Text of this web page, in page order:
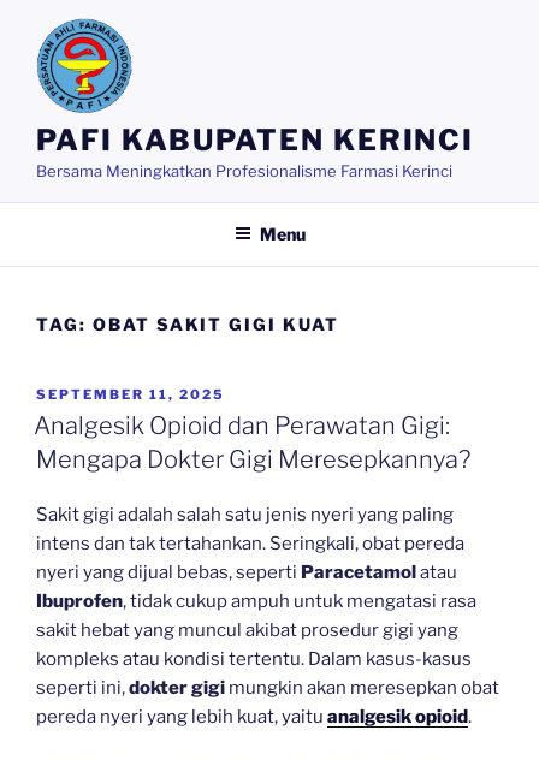
content
PAFI KABUPATEN KERINCI
Bersama Meningkatkan Profesionalisme Farmasi Kerinci
Menu
TAG: OBAT SAKIT GIGI KUAT
POSTED
ON
SEPTEMBER 11, 2025
Analgesik Opioid dan Perawatan Gigi:
Mengapa Dokter Gigi Meresepkannya?
Sakit gigi adalah salah satu jenis nyeri yang paling
intens dan tak tertahankan. Seringkali, obat pereda
nyeri yang dijual bebas, seperti Paracetamolatau
Ibuprofen, tidak cukup ampuh untuk mengatasi rasa
sakit hebat yang muncul akibat prosedur gigi yang
kompleks atau kondisi tertentu. Dalam kasus-kasus
seperti ini,dokter gigi mungkin akan meresepkan obat
pereda nyeri yang lebih kuat, yaitu analgesik opioid.